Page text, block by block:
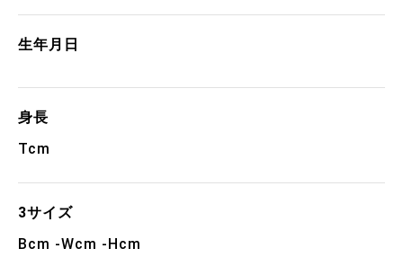
生年月日
身長
Tcm
3サイズ
Bcm -Wcm -Hcm